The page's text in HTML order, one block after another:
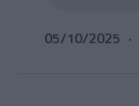
05/10/2025